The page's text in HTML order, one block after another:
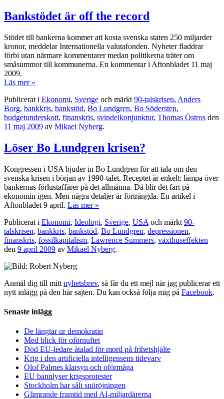
Bankstödet är off the record
Stödet till bankerna kommer att kosta svenska staten 250 miljarder
kronor, meddelar Internationella valutafonden. Nyheter fladdrar
förbi utan närmare kommentarer medan politikerna träter om
småsummor till kommunerna. En kommentar i Aftonbladet 11 maj
2009.
Läs mer »
Publicerat i Ekonomi, Sverige och märkt 90-talskrisen, Anders
Borg, bankkris, bankstöd, Bo Lundgren, Bo Södersten,
budgetunderskott, finanskris, svindelkonjunktur, Thomas Östros den
11 maj 2009 av Mikael Nyberg.
Löser Bo Lundgren krisen?
Kongressen i USA bjuder in Bo Lundgren för att tala om den
svenska krisen i början av 1990-talet. Receptet är enkelt: lämpa över
bankernas förlustaffärer på det allmänna. Då blir det fart på
ekonomin igen. Men några detaljer är förträngda. En artikel i
Aftonbladet 9 april. Läs mer »
Publicerat i Ekonomi, Ideologi, Sverige, USA och märkt 90-
talskrisen, bankkris, bankstöd, Bo Lundgren, depressionen,
finanskris, fossilkapitalism, Lawrence Summers, växthuseffekten
den 9 april 2009 av Mikael Nyberg.
Anmäl dig till mitt nyhetsbrev, så får du ett mejl när jag publicerar ett
nytt inlägg på den här sajten. Du kan också följa mig på Facebook.
Senaste inlägg
De längtar ur demokratin
Med blick för oförnuftet
Död EU-ledare åtalad för mord på frihetshjälte
Krig i den artificiella intelligensens tidevarv
Olof Palmes klarsyn och oförmåga
EU bannlyser krigsprotester
Stockholm har sålt snöröjningen
Glimrande framtid med AI-miljardärerna